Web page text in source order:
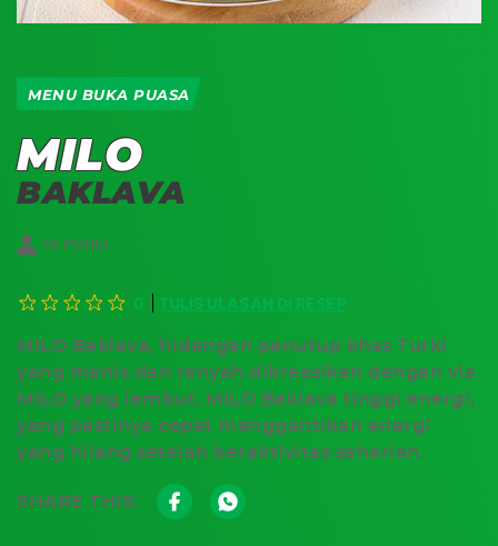
MENU BUKA PUASA
MILO
BAKLAVA
10 PORSI
0 TULIS ULASAN DI RESEP
MILO Baklava, hidangan penutup khas Turki
yang manis dan renyah dikreasikan dengan vla
MILO yang lembut. MILO Baklava tinggi energi,
yang pastinya cepat menggantikan energi
yang hilang setelah beraktivitas seharian.
SHARE THIS: